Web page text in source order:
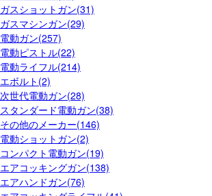
ガスショットガン(31)
ガスマシンガン(29)
電動ガン(257)
電動ピストル(22)
電動ライフル(214)
エボルト(2)
次世代電動ガン(28)
スタンダード電動ガン(38)
その他のメーカー(146)
電動ショットガン(2)
コンパクト電動ガン(19)
エアコッキングガン(138)
エアハンドガン(76)